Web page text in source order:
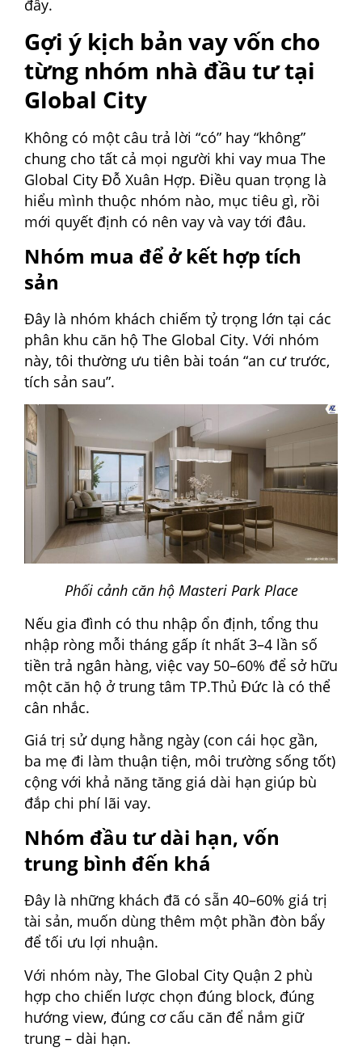
đầy.
Gợi ý kịch bản vay vốn cho
từng nhóm nhà đầu tư tại
Global City
Không có một câu trả lời “có” hay “không”
chung cho tất cả mọi người khi vay mua The
Global City Đỗ Xuân Hợp. Điều quan trọng là
hiểu mình thuộc nhóm nào, mục tiêu gì, rồi
mới quyết định có nên vay và vay tới đâu.
Nhóm mua để ở kết hợp tích
sản
Đây là nhóm khách chiếm tỷ trọng lớn tại các
phân khu căn hộ The Global City. Với nhóm
này, tôi thường ưu tiên bài toán “an cư trước,
tích sản sau”.
Phối cảnh căn hộ Masteri Park Place
Nếu gia đình có thu nhập ổn định, tổng thu
nhập ròng mỗi tháng gấp ít nhất 3–4 lần số
tiền trả ngân hàng, việc vay 50–60% để sở hữu
một căn hộ ở trung tâm TP.Thủ Đức là có thể
cân nhắc.
Giá trị sử dụng hằng ngày (con cái học gần,
ba mẹ đi làm thuận tiện, môi trường sống tốt)
cộng với khả năng tăng giá dài hạn giúp bù
đắp chi phí lãi vay.
Nhóm đầu tư dài hạn, vốn
trung bình đến khá
Đây là những khách đã có sẵn 40–60% giá trị
tài sản, muốn dùng thêm một phần đòn bẩy
để tối ưu lợi nhuận.
Với nhóm này, The Global City Quận 2 phù
hợp cho chiến lược chọn đúng block, đúng
hướng view, đúng cơ cấu căn để nắm giữ
trung – dài hạn.